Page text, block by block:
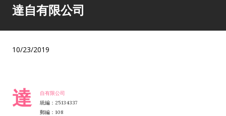
達自有限公司
10/23/2019
達
自有限公司
統編：25134337
郵編：108